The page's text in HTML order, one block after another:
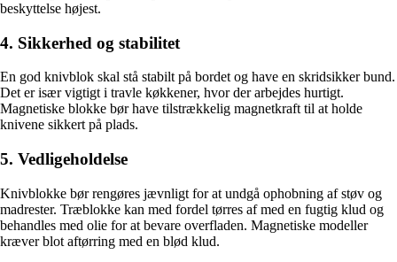
beskyttelse højest.
4. Sikkerhed og stabilitet
En god knivblok skal stå stabilt på bordet og have en skridsikker bund.
Det er især vigtigt i travle køkkener, hvor der arbejdes hurtigt.
Magnetiske blokke bør have tilstrækkelig magnetkraft til at holde
knivene sikkert på plads.
5. Vedligeholdelse
Knivblokke bør rengøres jævnligt for at undgå ophobning af støv og
madrester. Træblokke kan med fordel tørres af med en fugtig klud og
behandles med olie for at bevare overfladen. Magnetiske modeller
kræver blot aftørring med en blød klud.